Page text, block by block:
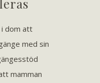
dom att
med sin
mamman